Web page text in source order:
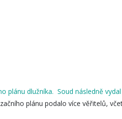
plánu dlužníka. Soud následně
plánu podalo více věřitelů,